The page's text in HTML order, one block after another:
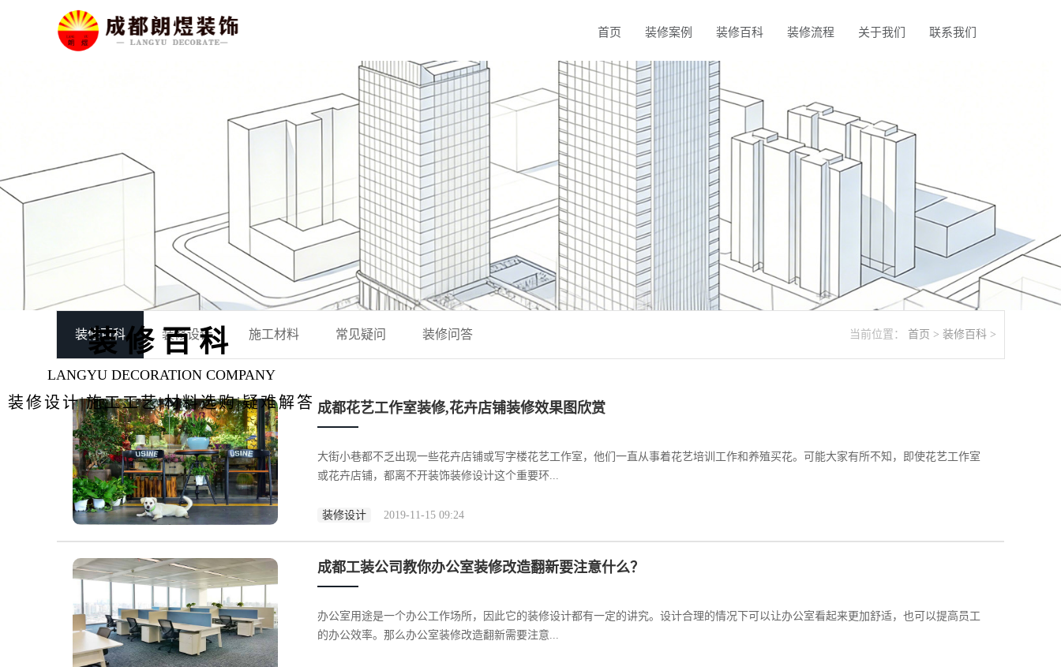
首页 装修案例 装修百科 装修流程 关于我们 联系我们
装修百科
LANGYU DECORATION COMPANY
装修设计|施工工艺|材料选购|疑难解答
装修百科 装修设计 施工材料 常见疑问 装修问答 当前位置： 首页 > 装修百科 >
成都花艺工作室装修,花卉店铺装修效果图欣赏
大街小巷都不乏出现一些花卉店铺或写字楼花艺工作室，他们一直从事着花艺培训工作和养殖买花。可能大家有所不知，即使花艺工作室
或花卉店铺，都离不开装饰装修设计这个重要环...
装修设计 2019-11-15 09:24
成都工装公司教你办公室装修改造翻新要注意什么？
办公室用途是一个办公工作场所，因此它的装修设计都有一定的讲究。设计合理的情况下可以让办公室看起来更加舒适，也可以提高员工
的办公效率。那么办公室装修改造翻新需要注意...